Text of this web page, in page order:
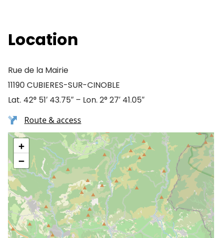
Location
Rue de la Mairie
11190 CUBIERES-SUR-CINOBLE
Lat. 42° 51′ 43.75″ – Lon. 2° 27′ 41.05″
Route & access
+
−